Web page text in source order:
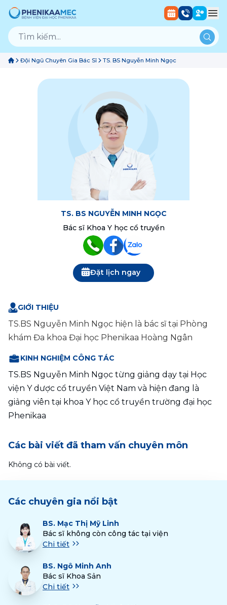
Đội Ngũ Chuyên Gia Bác Sĩ TS. BS Nguyễn Minh Ngọc
TS. BS NGUYỄN MINH NGỌC
Bác sĩ Khoa Y học cổ truyền
Đặt lịch ngay
GIỚI THIỆU
TS.BS Nguyễn Minh Ngọc hiện là bác sĩ tại Phòng
khám Đa khoa Đại học Phenikaa Hoàng Ngân
KINH NGHIỆM CÔNG TÁC
TS.BS Nguyễn Minh Ngọc từng giảng dạy tại Học
viện Y dược cổ truyền Việt Nam và hiện đang là
giảng viên tại khoa Y học cổ truyền trường đại học
Phenikaa
Các bài viết đã tham vấn chuyên môn
Không có bài viết.
Các chuyên gia nổi bật
BS. Mạc Thị Mỹ Linh
Bác sĩ không còn công tác tại viện
Chi tiết
BS. Ngô Minh Anh
Bác sĩ Khoa Sản
Chi tiết